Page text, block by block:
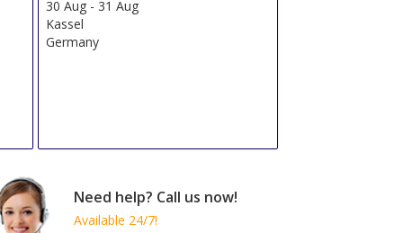
30 Aug - 31 Aug
Kassel
Germany
Need help? Call us now!
Available 24/7!